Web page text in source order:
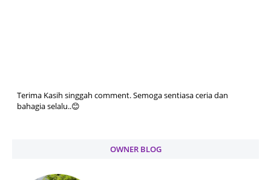
Terima Kasih singgah comment. Semoga sentiasa ceria dan
bahagia selalu..😊
OWNER BLOG